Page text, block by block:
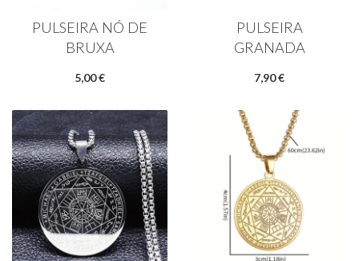
PULSEIRA NÓ DE
BRUXA
5,00 €
PULSEIRA
GRANADA
7,90 €